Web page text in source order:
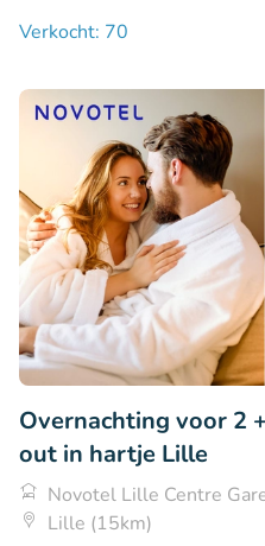
Verkocht: 70
Overnachting voor 2
out in hartje Lille
Novotel Lille Centre
Lille (15km)